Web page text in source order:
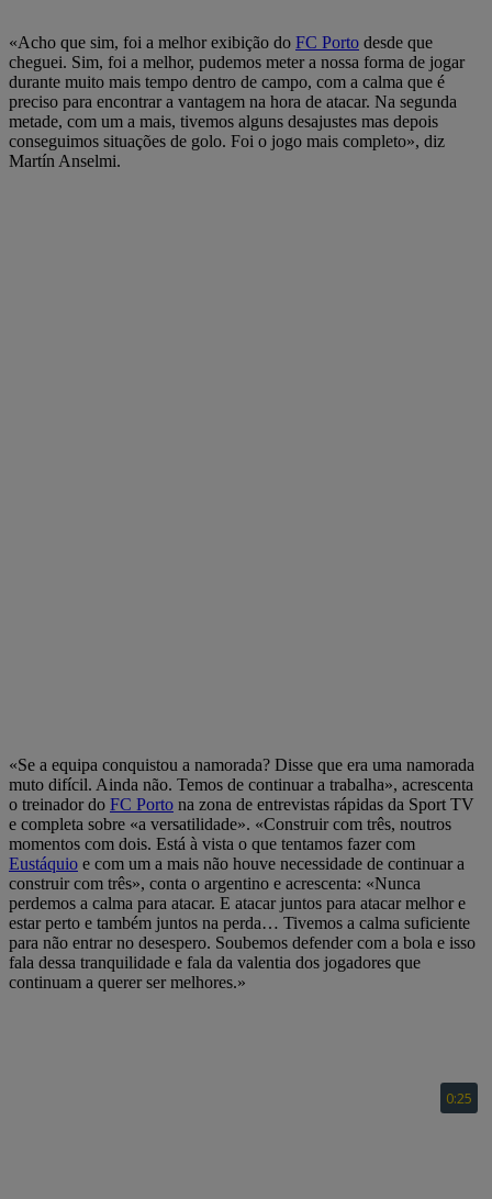
«Acho que sim, foi a melhor exibição do FC Porto desde que
cheguei. Sim, foi a melhor, pudemos meter a nossa forma de jogar
durante muito mais tempo dentro de campo, com a calma que é
preciso para encontrar a vantagem na hora de atacar. Na segunda
metade, com um a mais, tivemos alguns desajustes mas depois
conseguimos situações de golo. Foi o jogo mais completo», diz
Martín Anselmi.
«Se a equipa conquistou a namorada? Disse que era uma namorada
muto difícil. Ainda não. Temos de continuar a trabalha», acrescenta
o treinador do FC Porto na zona de entrevistas rápidas da Sport TV
e completa sobre «a versatilidade». «Construir com três, noutros
momentos com dois. Está à vista o que tentamos fazer com
Eustáquio e com um a mais não houve necessidade de continuar a
construir com três», conta o argentino e acrescenta: «Nunca
perdemos a calma para atacar. E atacar juntos para atacar melhor e
estar perto e também juntos na perda… Tivemos a calma suficiente
para não entrar no desespero. Soubemos defender com a bola e isso
fala dessa tranquilidade e fala da valentia dos jogadores que
continuam a querer ser melhores.»